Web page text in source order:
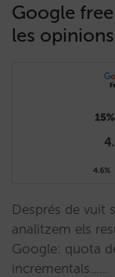
Google
les
Després de vuit
analitzem els
Google: quota
incrementals...…